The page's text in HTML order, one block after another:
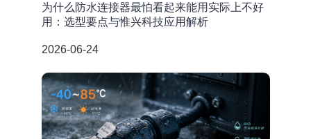
为什么防水连接器最怕看起来能用实际上不好
用：选型要点与惟兴科技应用解析
2026-06-24